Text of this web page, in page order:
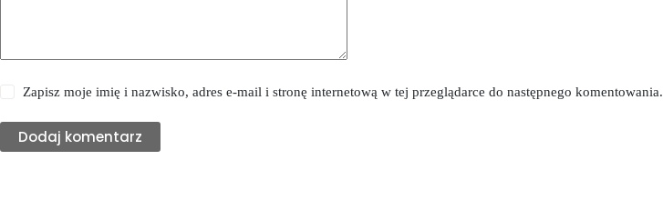
Zapisz moje imię i nazwisko, adres e-mail i stronę internetową w tej przeglądarce do następnego komentowania.
Dodaj komentarz